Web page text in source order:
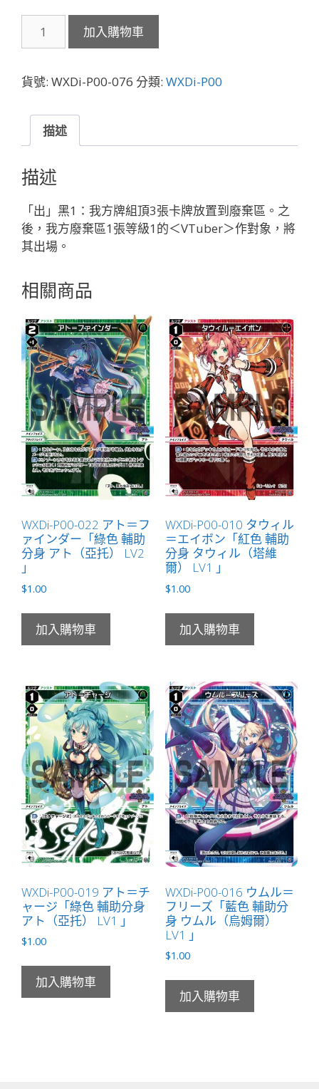
P00-
コ
ド
４
３
４
郡
道
美
玲
色
靈
奏
械：
バ
ー
チ
ャ
ル
（虛
擬）
無
LB」
數
量
加入購物車
貨號: WXDi-P00-076 分類: WXDi-P00
描述
描述
「出」黑1：我方牌組頂3張卡牌放置到廢棄區。之
後，我方廢棄區1張等級1的＜VTuber＞作對象，將
其出場。
相關商品
WXDi-P00-022 アト＝フ
ァインダー「綠色 輔助
分身 アト（亞托） LV2
」
$1.00
加入購物車
WXDi-P00-010 タウィル
＝エイボン「紅色 輔助
分身 タウィル（塔維
爾） LV1 」
$1.00
加入購物車
WXDi-P00-019 アト＝チ
ャージ「綠色 輔助分身
アト（亞托） LV1 」
$1.00
加入購物車
WXDi-P00-016 ウムル＝
フリーズ「藍色 輔助分
身 ウムル（烏姆爾）
LV1 」
$1.00
加入購物車